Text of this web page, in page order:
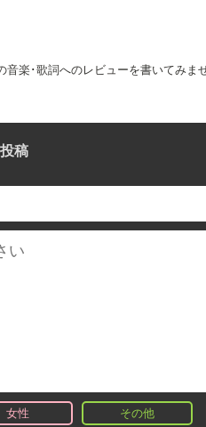
音楽･歌詞へのレビューを書いてみま
稿
女性 その他